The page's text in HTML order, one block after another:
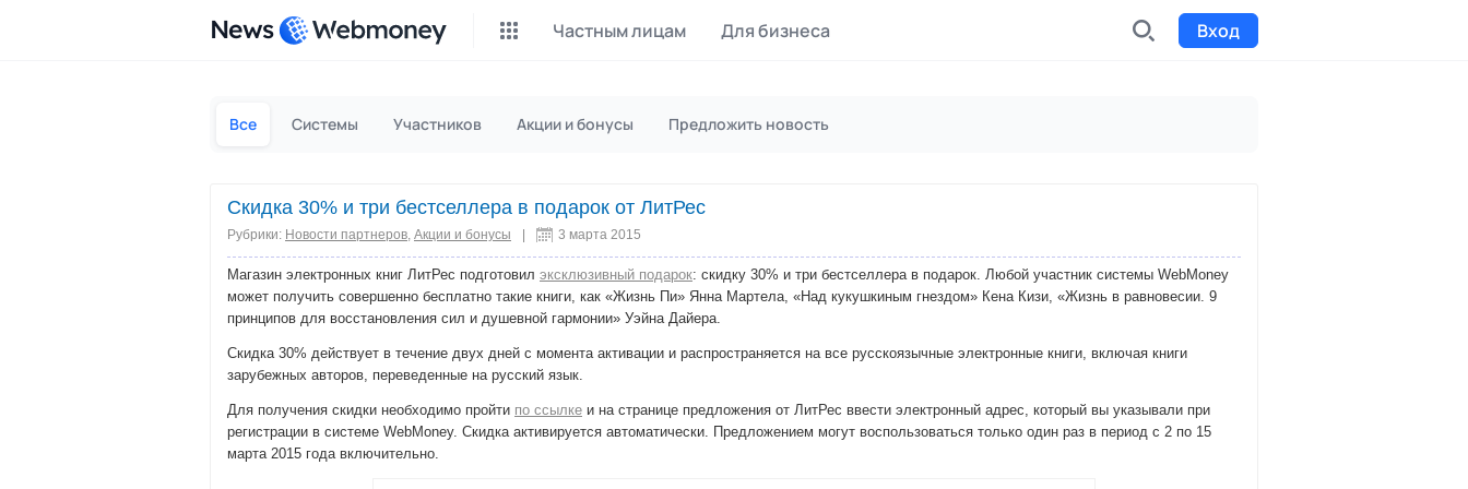
News Частным лицам Для бизнеса Вход
P2P обмен
Инструмент для добычи
CashBox
Оплата за действие
Донаты
Вознаграждения от зрителей
Коллективные покупки
Сервис совместных закупок
Билеты на мероприятия
Выпуск и продажа билетов
InstaDo.com
Фриланс-биржа
Все Системы Участников Акции и бонусы Предложить новость
Скидка 30% и три бестселлера в подарок от ЛитРес
Рубрики: Новости партнеров, Акции и бонусы 3 марта 2015
Магазин электронных книг ЛитРес подготовил эксклюзивный подарок: скидку 30% и три бестселлера в подарок. Любой участник системы WebMoney
может получить совершенно бесплатно такие книги, как «Жизнь Пи» Янна Мартела, «Над кукушкиным гнездом» Кена Кизи, «Жизнь в равновесии. 9
принципов для восстановления сил и душевной гармонии» Уэйна Дайера.
Скидка 30% действует в течение двух дней с момента активации и распространяется на все русскоязычные электронные книги, включая книги
зарубежных авторов, переведенные на русский язык.
Для получения скидки необходимо пройти по ссылке и на странице предложения от ЛитРес ввести электронный адрес, который вы указывали при
регистрации в системе WebMoney. Скидка активируется автоматически. Предложением могут воспользоваться только один раз в период с 2 по 15
марта 2015 года включительно.